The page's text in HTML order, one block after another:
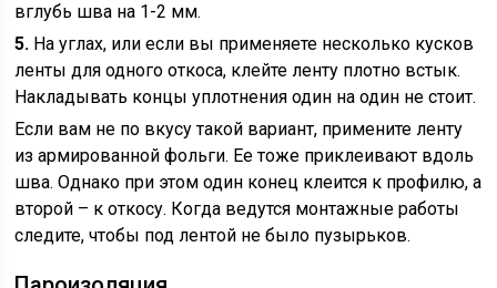
вглубь шва на 1-2 мм.
5. На углах, или если вы применяете несколько кусков
ленты для одного откоса, клейте ленту плотно встык.
Накладывать концы уплотнения один на один не стоит.
Если вам не по вкусу такой вариант, примените ленту
из армированной фольги. Ее тоже приклеивают вдоль
шва. Однако при этом один конец клеится к профилю, а
второй – к откосу. Когда ведутся монтажные работы
следите, чтобы под лентой не было пузырьков.